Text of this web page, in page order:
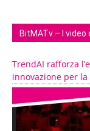
BitMATv – I video
TrendAI rafforza
innovazione per